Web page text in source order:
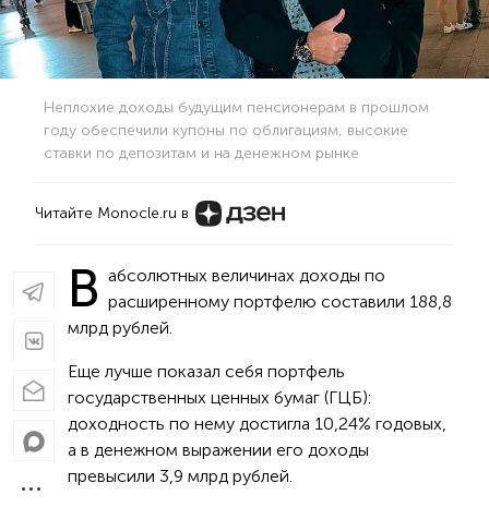
Неплохие доходы будущим пенсионерам в прошлом
году обеспечили купоны по облигациям, высокие
ставки по депозитам и на денежном рынке
Читайте Monocle.ru в
В абсолютных величинах доходы по
расширенному портфелю составили 188,8
млрд рублей.
Еще лучше показал себя портфель
государственных ценных бумаг (ГЦБ):
доходность по нему достигла 10,24% годовых,
а в денежном выражении его доходы
превысили 3,9 млрд рублей.